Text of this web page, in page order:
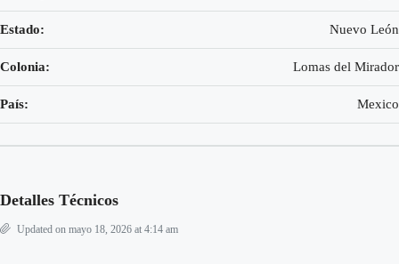
Estado: Nuevo León
Colonia: Lomas del Mirador
País: Mexico
Detalles Técnicos
Updated on mayo 18, 2026 at 4:14 am